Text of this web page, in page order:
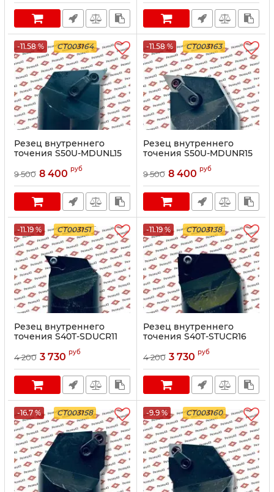
-11.58 % CT003164
Резец внутреннего
точения S50U-MDUNL15
9 500 8 400 руб
-11.58 % CT003163
Резец внутреннего
точения S50U-MDUNR15
9 500 8 400 руб
-11.19 % CT003151
Резец внутреннего
точения S40T-SDUCR11
4 200 3 730 руб
-11.19 % CT003138
Резец внутреннего
точения S40T-STUCR16
4 200 3 730 руб
-16.7 % CT003158 -9.9 % CT003160